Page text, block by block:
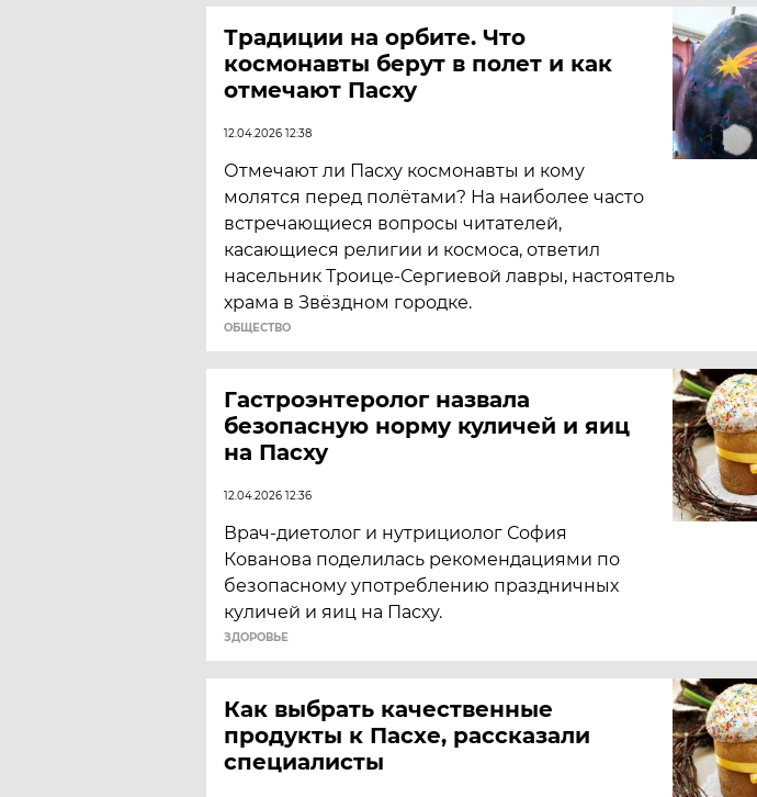
Традиции на орбите. Что
космонавты берут в полет и как
отмечают Пасху
12.04.2026 12:38
Отмечают ли Пасху космонавты и кому
молятся перед полётами? На наиболее часто
встречающиеся вопросы читателей,
касающиеся религии и космоса, ответил
насельник Троице-Сергиевой лавры, настоятель
храма в Звёздном городке.
ОБЩЕСТВО
Гастроэнтеролог назвала
безопасную норму куличей и яиц
на Пасху
12.04.2026 12:36
Врач-диетолог и нутрициолог София
Кованова поделилась рекомендациями по
безопасному употреблению праздничных
куличей и яиц на Пасху.
ЗДОРОВЬЕ
Как выбрать качественные
продукты к Пасхе, рассказали
специалисты